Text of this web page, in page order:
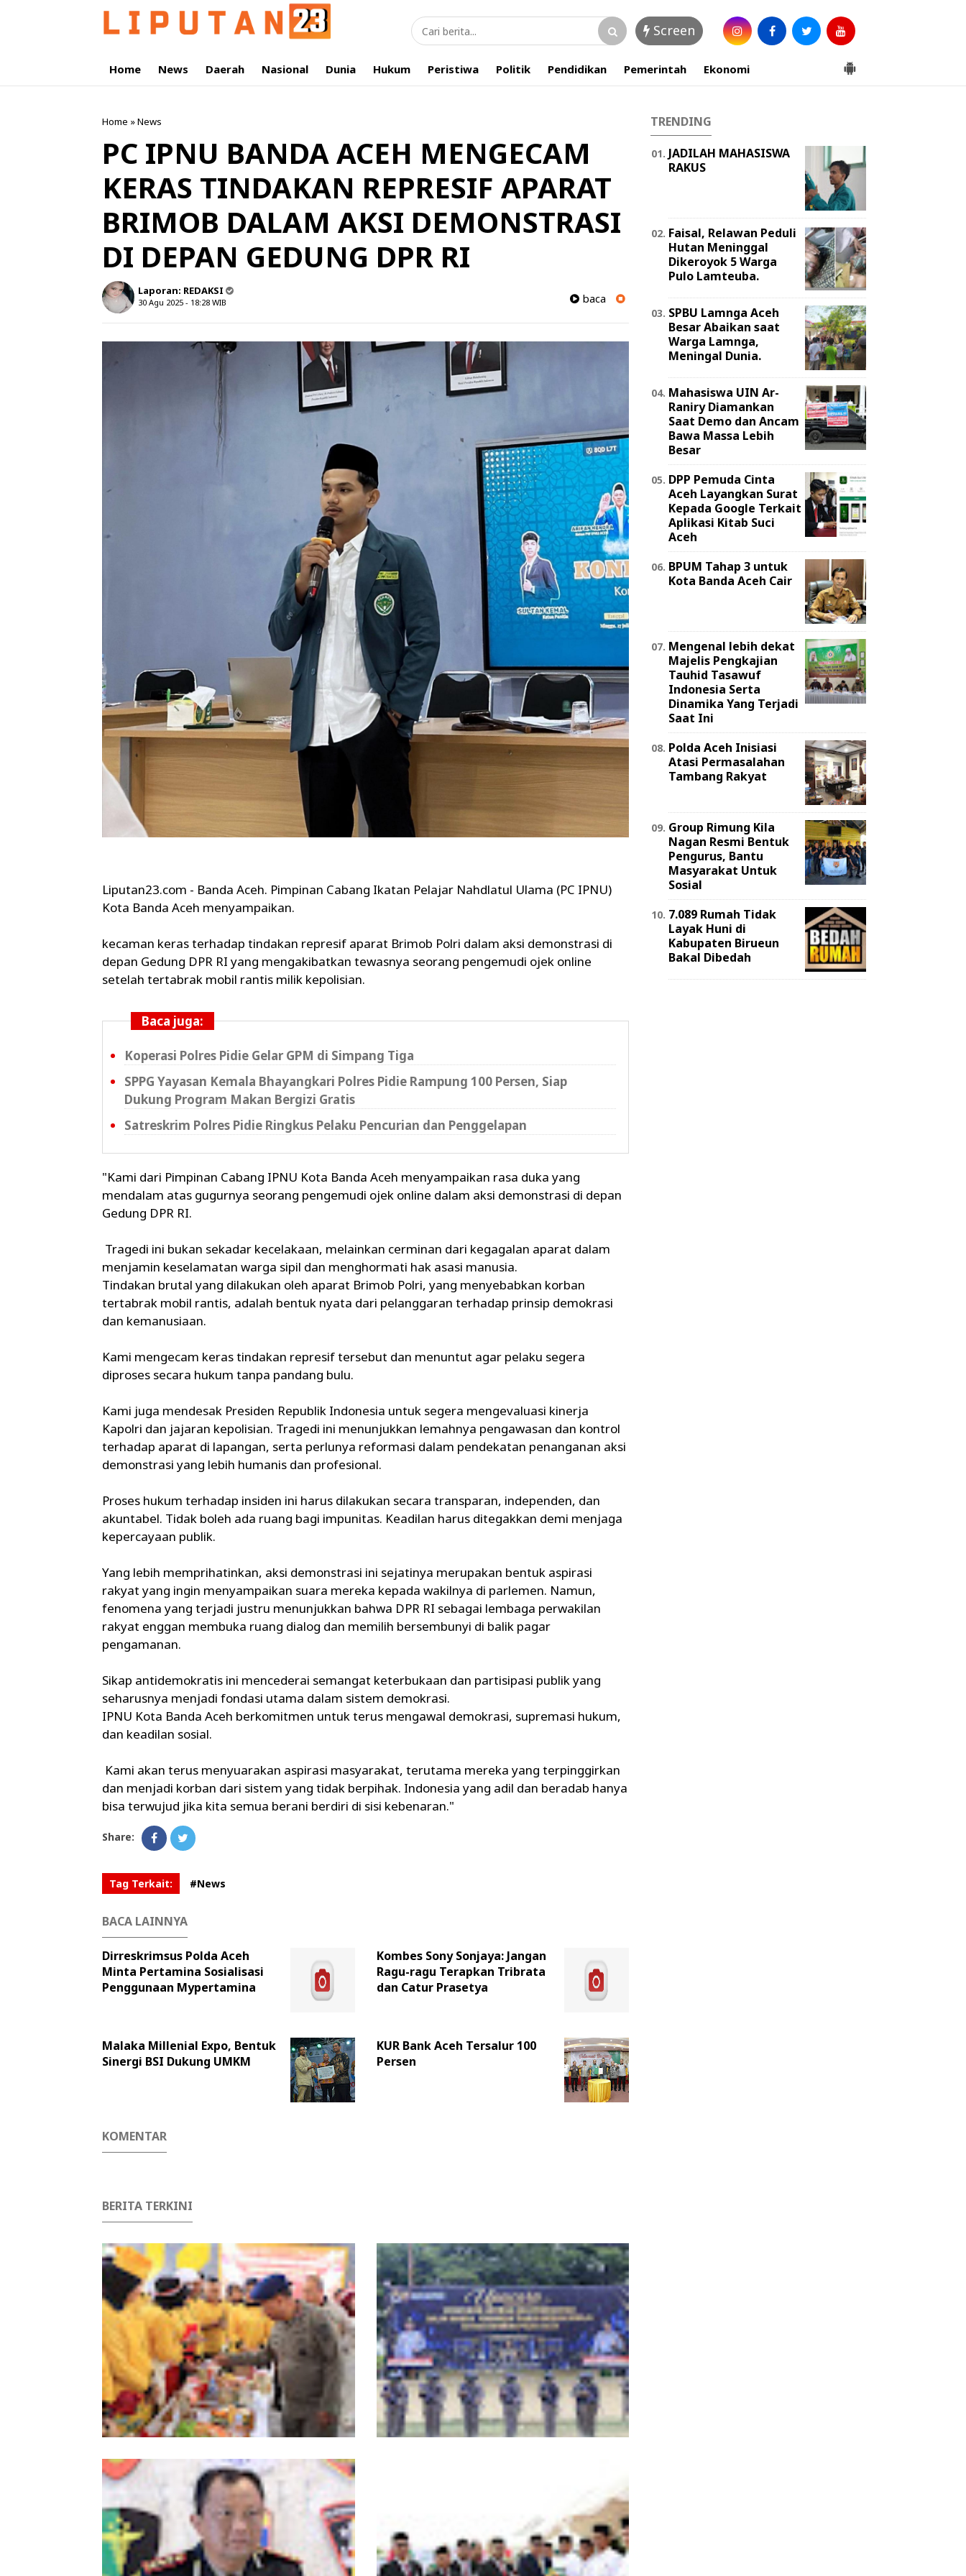
Screen
Home News Daerah Nasional Dunia Hukum Peristiwa Politik Pendidikan Pemerintah Ekonomi
Home »News
PC IPNU BANDA ACEH MENGECAM
KERAS TINDAKAN REPRESIF APARAT
BRIMOB DALAM AKSI DEMONSTRASI
DI DEPAN GEDUNG DPR RI
Laporan: REDAKSI
30 Agu 2025 - 18:28 WIB baca
Liputan23.com - Banda Aceh. Pimpinan Cabang Ikatan Pelajar Nahdlatul Ulama (PC IPNU)
Kota Banda Aceh menyampaikan.
kecaman keras terhadap tindakan represif aparat Brimob Polri dalam aksi demonstrasi di
depan Gedung DPR RI yang mengakibatkan tewasnya seorang pengemudi ojek online
setelah tertabrak mobil rantis milik kepolisian.
Baca juga:
Koperasi Polres Pidie Gelar GPM di Simpang Tiga
SPPG Yayasan Kemala Bhayangkari Polres Pidie Rampung 100 Persen, Siap
Dukung Program Makan Bergizi Gratis
Satreskrim Polres Pidie Ringkus Pelaku Pencurian dan Penggelapan
"Kami dari Pimpinan Cabang IPNU Kota Banda Aceh menyampaikan rasa duka yang
mendalam atas gugurnya seorang pengemudi ojek online dalam aksi demonstrasi di depan
Gedung DPR RI.
Tragedi ini bukan sekadar kecelakaan, melainkan cerminan dari kegagalan aparat dalam
menjamin keselamatan warga sipil dan menghormati hak asasi manusia.
Tindakan brutal yang dilakukan oleh aparat Brimob Polri, yang menyebabkan korban
tertabrak mobil rantis, adalah bentuk nyata dari pelanggaran terhadap prinsip demokrasi
dan kemanusiaan.
Kami mengecam keras tindakan represif tersebut dan menuntut agar pelaku segera
diproses secara hukum tanpa pandang bulu.
Kami juga mendesak Presiden Republik Indonesia untuk segera mengevaluasi kinerja
Kapolri dan jajaran kepolisian. Tragedi ini menunjukkan lemahnya pengawasan dan kontrol
terhadap aparat di lapangan, serta perlunya reformasi dalam pendekatan penanganan aksi
demonstrasi yang lebih humanis dan profesional.
Proses hukum terhadap insiden ini harus dilakukan secara transparan, independen, dan
akuntabel. Tidak boleh ada ruang bagi impunitas. Keadilan harus ditegakkan demi menjaga
kepercayaan publik.
Yang lebih memprihatinkan, aksi demonstrasi ini sejatinya merupakan bentuk aspirasi
rakyat yang ingin menyampaikan suara mereka kepada wakilnya di parlemen. Namun,
fenomena yang terjadi justru menunjukkan bahwa DPR RI sebagai lembaga perwakilan
rakyat enggan membuka ruang dialog dan memilih bersembunyi di balik pagar
pengamanan.
Sikap antidemokratis ini mencederai semangat keterbukaan dan partisipasi publik yang
seharusnya menjadi fondasi utama dalam sistem demokrasi.
IPNU Kota Banda Aceh berkomitmen untuk terus mengawal demokrasi, supremasi hukum,
dan keadilan sosial.
Kami akan terus menyuarakan aspirasi masyarakat, terutama mereka yang terpinggirkan
dan menjadi korban dari sistem yang tidak berpihak. Indonesia yang adil dan beradab hanya
bisa terwujud jika kita semua berani berdiri di sisi kebenaran."
Share:
Tag Terkait: #News
BACA LAINNYA
Dirreskrimsus Polda Aceh
Minta Pertamina Sosialisasi
Penggunaan Mypertamina
Kombes Sony Sonjaya: Jangan
Ragu-ragu Terapkan Tribrata
dan Catur Prasetya
Malaka Millenial Expo, Bentuk
Sinergi BSI Dukung UMKM
KUR Bank Aceh Tersalur 100
Persen
KOMENTAR
BERITA TERKINI
Meriahkan HUT Ke-81 Kemerdekaan RI,
Polda Aceh Gelar Lomba Memasak Nasi
Goreng dan Aneka Minuman
Kapolda Aceh Tutup Pembinaan Tradisi
dan Pembaretan 65 Bintara Remaja
Satbrimob Polda Aceh
TRENDING
JADILAH MAHASISWA
RAKUS
Faisal, Relawan Peduli
Hutan Meninggal
Dikeroyok 5 Warga
Pulo Lamteuba.
SPBU Lamnga Aceh
Besar Abaikan saat
Warga Lamnga,
Meningal Dunia.
Mahasiswa UIN Ar-
Raniry Diamankan
Saat Demo dan Ancam
Bawa Massa Lebih
Besar
DPP Pemuda Cinta
Aceh Layangkan Surat
Kepada Google Terkait
Aplikasi Kitab Suci
Aceh
BPUM Tahap 3 untuk
Kota Banda Aceh Cair
Mengenal lebih dekat
Majelis Pengkajian
Tauhid Tasawuf
Indonesia Serta
Dinamika Yang Terjadi
Saat Ini
Polda Aceh Inisiasi
Atasi Permasalahan
Tambang Rakyat
Group Rimung Kila
Nagan Resmi Bentuk
Pengurus, Bantu
Masyarakat Untuk
Sosial
7.089 Rumah Tidak
Layak Huni di
Kabupaten Birueun
Bakal Dibedah